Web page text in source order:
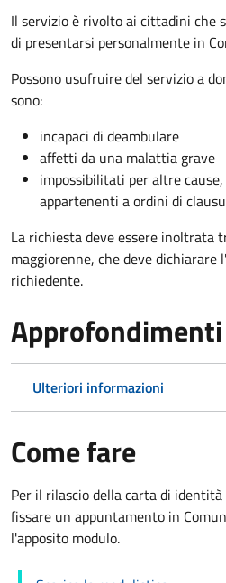
Il servizio è rivolto ai cittadini che
di presentarsi personalmente in
Possono usufruire del servizio a
sono:
incapaci di deambulare
affetti da una malattia grave
impossibilitati per altre
appartenenti a ordini di
La richiesta deve essere inoltrata
maggiorenne, che deve dichiarare
richiedente.
Approfondimenti
Ulteriori informazioni
Come fare
Per il rilascio della carta di
fissare un appuntamento in
l'apposito modulo.